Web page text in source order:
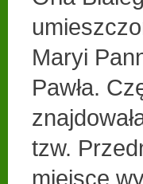
Maryi
Pawła.
tzw.
miejsce